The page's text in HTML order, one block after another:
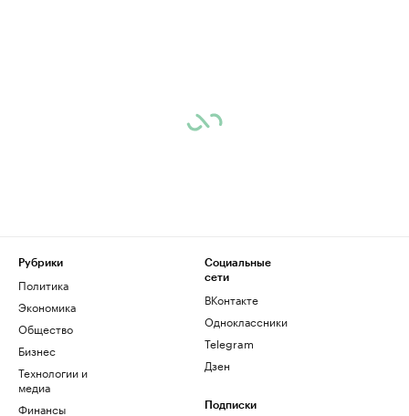
Рубрики
Политика
Экономика
Общество
Бизнес
Технологии и
медиа
Финансы
Социальные
сети
ВКонтакте
Одноклассники
Telegram
Дзен
Подписки